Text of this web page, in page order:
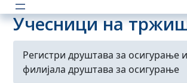
Учесници на
Регистри друштава за осигурање и
филијала друштава за осигурање